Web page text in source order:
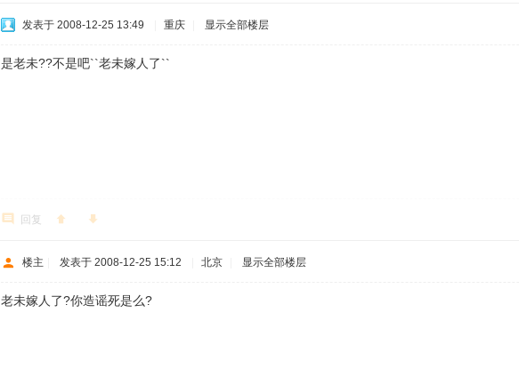
发表于 2008-12-25 13:49 重庆 显示全部楼层
是老未??不是吧``老未嫁人了``
回复
楼主 发表于 2008-12-25 15:12 北京 显示全部楼层
老未嫁人了?你造谣死是么?